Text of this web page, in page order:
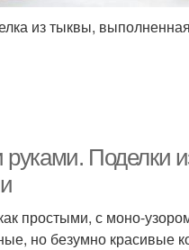
из тыквы,
Поделки
простыми, с моно-
но безумно красивые